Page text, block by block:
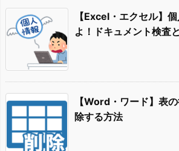
【Excel・エクセル】
よ！ドキュメント検査
【Word・ワード】表
除する方法